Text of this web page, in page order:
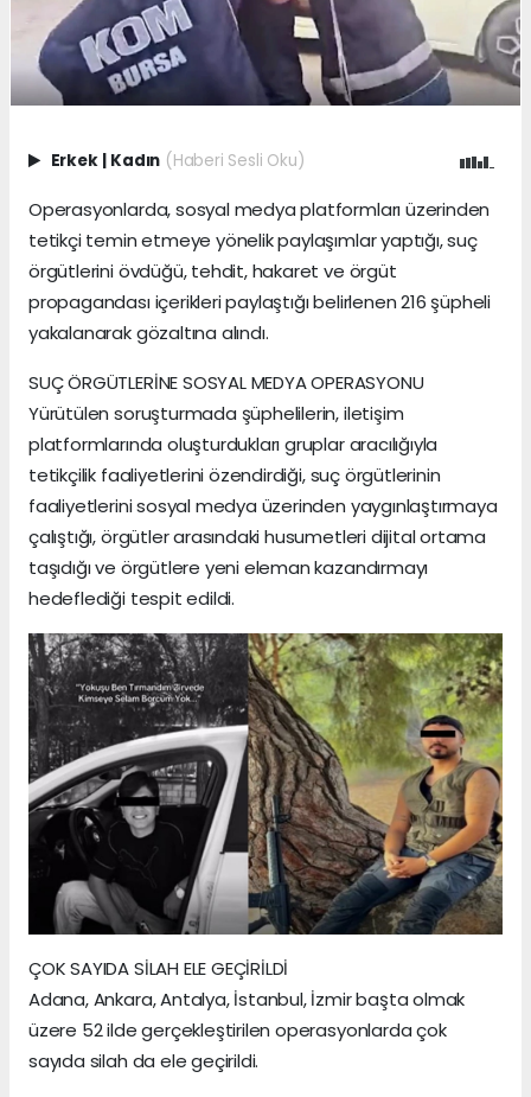
Erkek | Kadın (Haberi Sesli Oku)
Operasyonlarda, sosyal medya platformları üzerinden
tetikçi temin etmeye yönelik paylaşımlar yaptığı, suç
örgütlerini övdüğü, tehdit, hakaret ve örgüt
propagandası içerikleri paylaştığı belirlenen 216 şüpheli
yakalanarak gözaltına alındı.
SUÇ ÖRGÜTLERİNE SOSYAL MEDYA OPERASYONU
Yürütülen soruşturmada şüphelilerin, iletişim
platformlarında oluşturdukları gruplar aracılığıyla
tetikçilik faaliyetlerini özendirdiği, suç örgütlerinin
faaliyetlerini sosyal medya üzerinden yaygınlaştırmaya
çalıştığı, örgütler arasındaki husumetleri dijital ortama
taşıdığı ve örgütlere yeni eleman kazandırmayı
hedeflediği tespit edildi.
ÇOK SAYIDA SİLAH ELE GEÇİRİLDİ
Adana, Ankara, Antalya, İstanbul, İzmir başta olmak
üzere 52 ilde gerçekleştirilen operasyonlarda çok
sayıda silah da ele geçirildi.